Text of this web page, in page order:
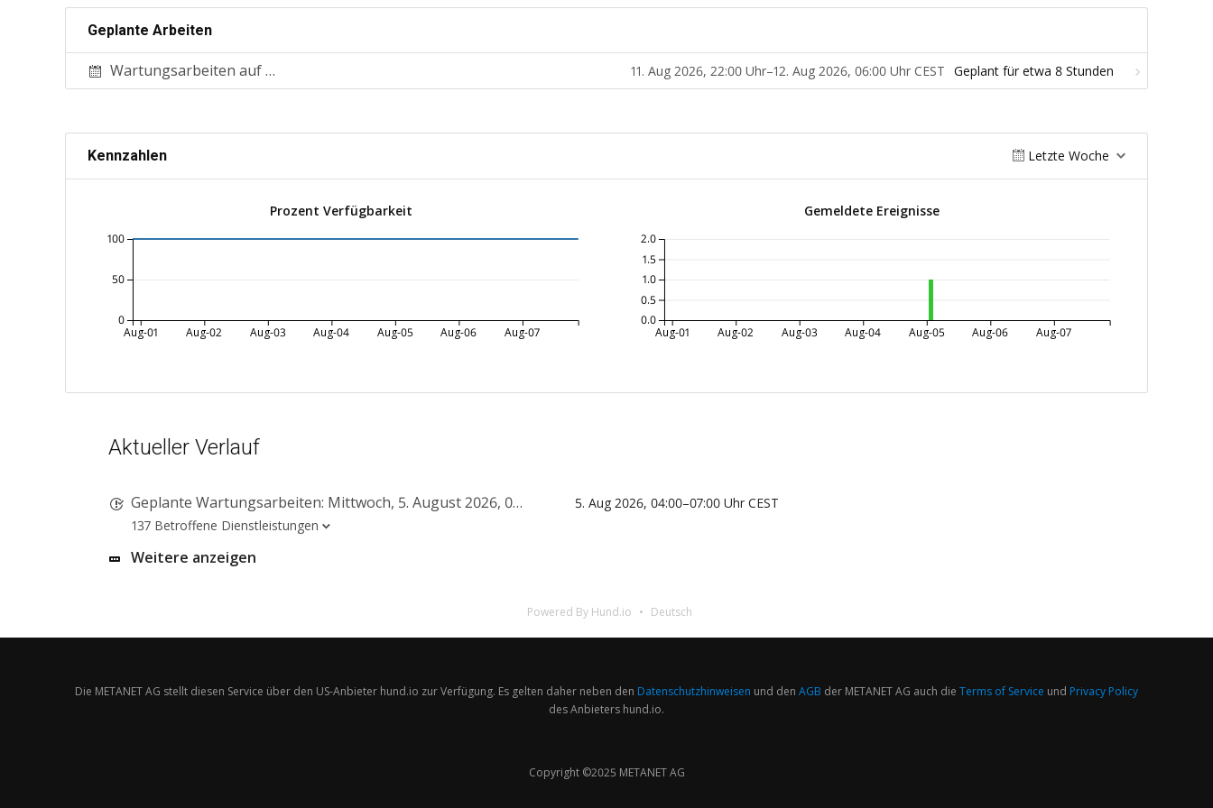
Geplante Arbeiten
Wartungsarbeiten auf unseren Sharedhostingservern 11. Aug 2026, 22:00 Uhr–12. Aug 2026, 06:00 Uhr CEST
Kennzahlen Letzte Woche
Prozent Verfügbarkeit
Aug-01 Aug-02 Aug-03 Aug-04 Aug-05 Aug-06 Aug-07
0
50
100
Gemeldete Ereignisse
Aug-01 Aug-02 Aug-03 Aug-04 Aug-05 Aug-06 Aug-07
0.0
0.5
1.0
1.5
2.0
Aktueller Verlauf
Geplante Wartungsarbeiten: Mittwoch, 5. August 2026, 04:00–07:00 Uhr CEST
5. Aug 2026, 04:00–07:00 Uhr CEST
137 Betroffene Dienstleistungen
Weitere anzeigen
Powered By Hund.io Deutsch
Die METANET AG stellt diesen Service über den US-Anbieter hund.io zur Verfügung. Es gelten daher neben den Datenschutzhinweisen und den AGB der METANET AG auch die Terms of Service und Privacy Policy
des Anbieters hund.io.
Copyright ©2025 METANET AG